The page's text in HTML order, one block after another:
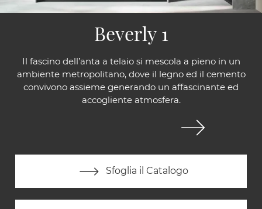
Il fascino dell’anta a telaio si mescola a pieno in un
ambiente metropolitano, dove il legno ed il cemento
convivono assieme generando un affascinante ed
accogliente atmosfera.
Sfoglia il Catalogo
Beverly 1